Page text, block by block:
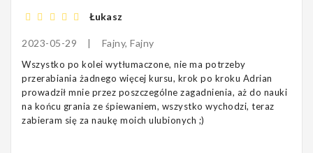
Łukasz
2023-05-29 | Fajny, Fajny
Wszystko po kolei wytłumaczone, nie ma potrzeby
przerabiania żadnego więcej kursu, krok po kroku Adrian
prowadził mnie przez poszczególne zagadnienia, aż do nauki
na końcu grania ze śpiewaniem, wszystko wychodzi, teraz
zabieram się za naukę moich ulubionych ;)